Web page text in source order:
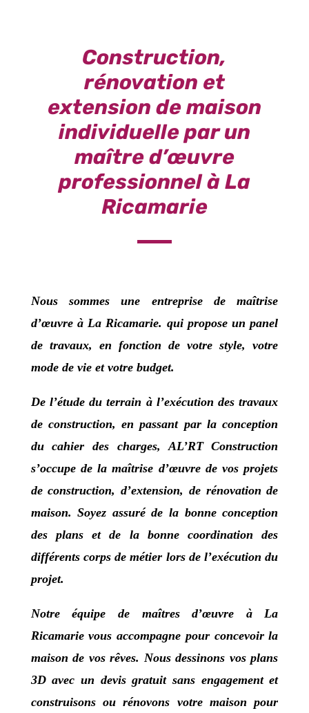
Construction,
rénovation et
extension de maison
individuelle par un
maître d’œuvre
professionnel à La
Ricamarie
Nous sommes une entreprise de maîtrise
d’œuvreà La Ricamarie. qui propose un panel
de travaux, en fonction de votre style, votre
mode de vie et votre budget.
De l’étude du terrain à l’exécution des travaux
de construction, en passant par la conception
du cahier des charges, AL’RT Construction
s’occupe de la maîtrise d’œuvre de vos projets
de construction, d’extension, de rénovation de
maison. Soyez assuré de la bonne conception
des plans et de la bonne coordination des
différents corps de métier lors de l’exécution du
projet.
Notre équipe de maîtres d’œuvre à La
Ricamarievous accompagne pour concevoir la
maison de vos rêves. Nous dessinons vos plans
3D avec un devis gratuit sans engagement et
construisons ou rénovons votre maison pour